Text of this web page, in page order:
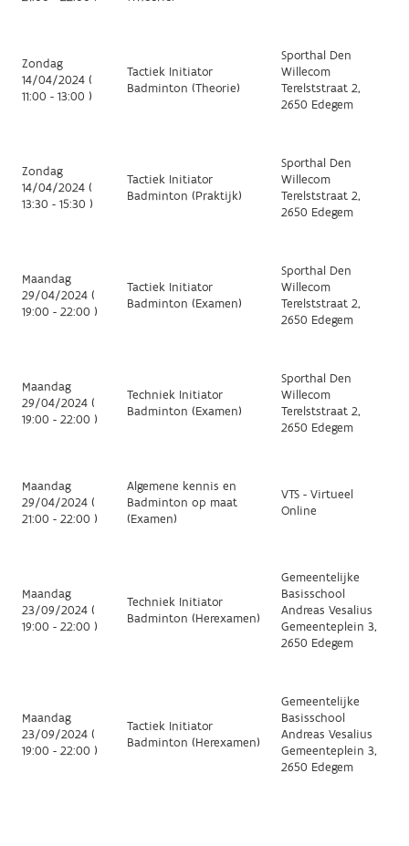
Zondag
14/04/2024 (
11:00 - 13:00 )
Tactiek Initiator
Badminton (Theorie)
Sporthal Den
Willecom
Terelststraat 2,
2650 Edegem
Zondag
14/04/2024 (
13:30 - 15:30 )
Tactiek Initiator
Badminton (Praktijk)
Sporthal Den
Willecom
Terelststraat 2,
2650 Edegem
Maandag
29/04/2024 (
19:00 - 22:00 )
Tactiek Initiator
Badminton (Examen)
Sporthal Den
Willecom
Terelststraat 2,
2650 Edegem
Maandag
29/04/2024 (
19:00 - 22:00 )
Techniek Initiator
Badminton (Examen)
Sporthal Den
Willecom
Terelststraat 2,
2650 Edegem
Maandag
29/04/2024 (
21:00 - 22:00 )
Algemene kennis en
Badminton op maat
(Examen)
VTS - Virtueel
Online
Maandag
23/09/2024 (
19:00 - 22:00 )
Techniek Initiator
Badminton (Herexamen)
Gemeentelijke
Basisschool
Andreas Vesalius
Gemeenteplein 3,
2650 Edegem
Maandag
23/09/2024 (
19:00 - 22:00 )
Tactiek Initiator
Badminton (Herexamen)
Gemeentelijke
Basisschool
Andreas Vesalius
Gemeenteplein 3,
2650 Edegem